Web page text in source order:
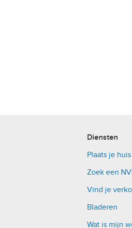
Diensten
Plaats je
Zoek een
Vind je
Bladeren
Wat is mijn